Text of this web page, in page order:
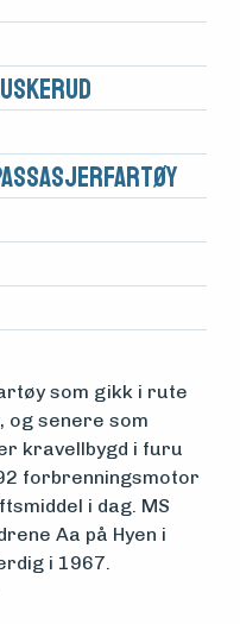
som gikk i rute
og senere som
kravellbygd i furu
forbrenningsmotor
i dag. MS
Aa på Hyen i
i 1967.